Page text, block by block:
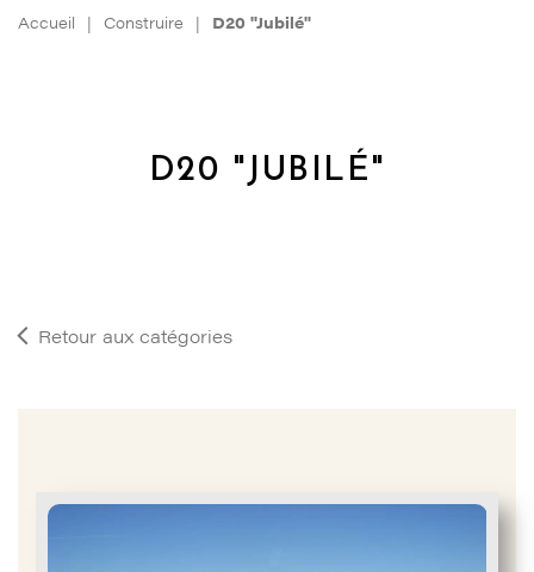
Accueil | Construire | D20 "Jubilé"
D20 "JUBILÉ"
Retour aux catégories